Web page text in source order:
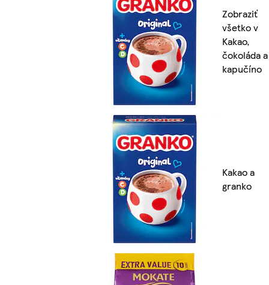
Zobraziť
všetko v
Kakao,
čokoláda a
kapučíno
Kakao a
granko